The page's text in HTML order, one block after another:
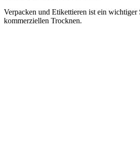
Verpacken und Etikettieren ist ein wichtiger
kommerziellen Trocknen.